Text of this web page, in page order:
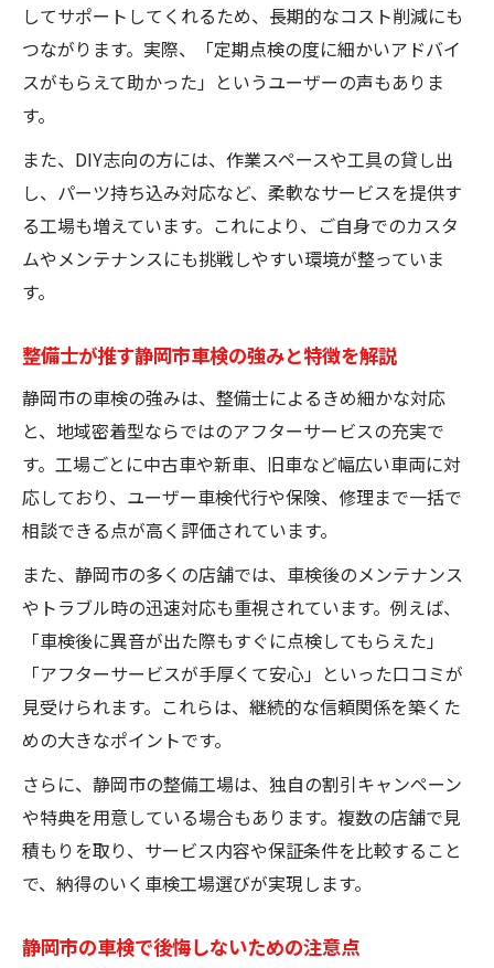
してサポートしてくれるため、長期的なコスト削減にも
つながります。実際、「定期点検の度に細かいアドバイ
スがもらえて助かった」というユーザーの声もありま
す。
また、DIY志向の方には、作業スペースや工具の貸し出
し、パーツ持ち込み対応など、柔軟なサービスを提供す
る工場も増えています。これにより、ご自身でのカスタ
ムやメンテナンスにも挑戦しやすい環境が整っていま
す。
整備士が推す静岡市車検の強みと特徴を解説
静岡市の車検の強みは、整備士によるきめ細かな対応
と、地域密着型ならではのアフターサービスの充実で
す。工場ごとに中古車や新車、旧車など幅広い車両に対
応しており、ユーザー車検代行や保険、修理まで一括で
相談できる点が高く評価されています。
また、静岡市の多くの店舗では、車検後のメンテナンス
やトラブル時の迅速対応も重視されています。例えば、
「車検後に異音が出た際もすぐに点検してもらえた」
「アフターサービスが手厚くて安心」といった口コミが
見受けられます。これらは、継続的な信頼関係を築くた
めの大きなポイントです。
さらに、静岡市の整備工場は、独自の割引キャンペーン
や特典を用意している場合もあります。複数の店舗で見
積もりを取り、サービス内容や保証条件を比較すること
で、納得のいく車検工場選びが実現します。
静岡市の車検で後悔しないための注意点